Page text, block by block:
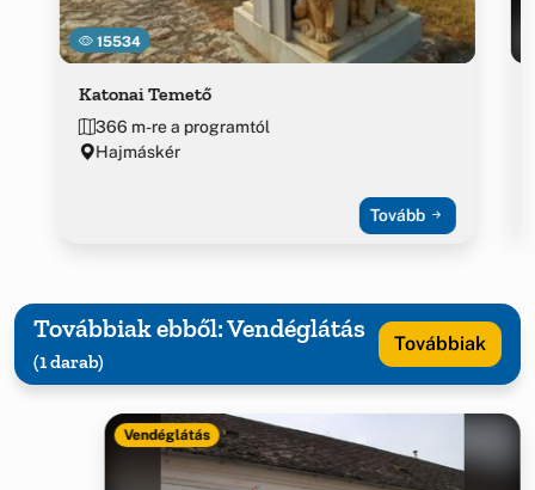
15534
Katonai Temető
366 m-re a programtól
Hajmáskér
Tovább
Továbbiak ebből: Vendéglátás
(1 darab)
Továbbiak
Vendéglátás